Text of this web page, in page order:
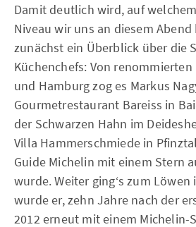
Damit deutlich wird, auf
Niveau wir uns an diesem
zunächst ein Überblick über die
Küchenchefs: Von
und Hamburg zog es Markus
Gourmetrestaurant Bareiss in
der Schwarzen Hahn im
Villa Hammerschmiede in
Guide Michelin mit einem Stern
wurde. Weiter ging‘s zum
wurde er, zehn Jahre nach der
2012 erneut mit einem Michelin-